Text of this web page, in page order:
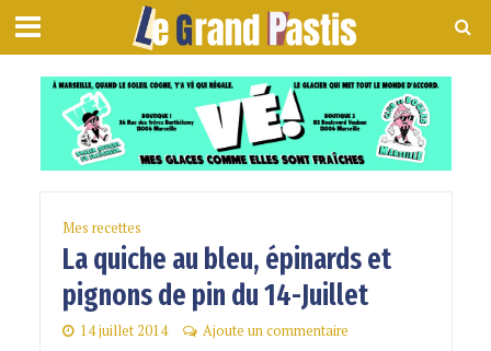
Mes recettes
La quiche au bleu, épinards et
pignons de pin du 14-Juillet
14 juillet 2014
Ajoute un commentaire